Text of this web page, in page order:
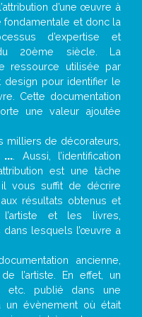
d’une œuvre à
fondamentale et donc la
d’expertise et
20ème siècle. La
ressource utilisée par
design pour identifier le
Cette documentation
une valeur ajoutée
de décorateurs,
... . Aussi, l’identification
est une tâche
il vous suffit de décrire
résultats obtenus et
et les livres,
dans lesquels l’œuvre a
ancienne,
l’artiste. En effet, un
, etc. publié dans une
évènement où était